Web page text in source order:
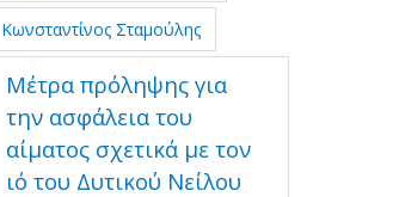
Κωνσταντίνος Σταμούλης
Μέτρα πρόληψης για
την ασφάλεια του
αίματος σχετικά με τον
ιό του Δυτικού Νείλου